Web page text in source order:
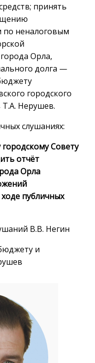
принять
по неналоговым
Орла,
долга —
городского
Нерушев.
слушаниях:
Совету
отчёт
Орла
публичных
В.В. Негин
и